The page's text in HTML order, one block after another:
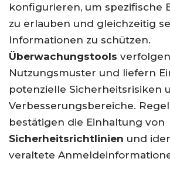
konfigurieren, um spezifische
zu erlauben und gleichzeitig
Informationen zu schützen.
Überwachungstools verfolgen
Nutzungsmuster und liefern
potenzielle Sicherheitsrisiken
Verbesserungsbereiche.
bestätigen die Einhaltung von
Sicherheitsrichtlinien und
veraltete